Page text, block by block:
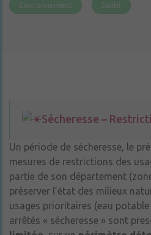
Environnement Santé
Sécheresse –
Un période de sécheresse, le
mesures de restrictions des
partie de son département
préserver l’état des milieux
usages prioritaires (eau potable
arrêtés « sécheresse » sont